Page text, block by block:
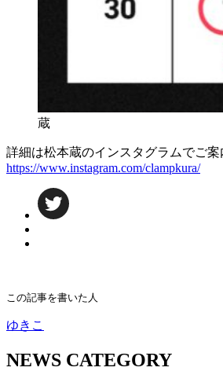
蔵
詳細は松本蔵のインスタグラムでご
https://www.instagram.com/clampkura/
この記事を書いた人
ゆきこ
NEWS CATEGORY